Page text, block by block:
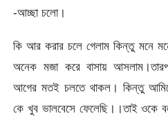
-আচ্ছা চলো।
কি আর করার চলে গেলাম কিন্তু মনে
অনেক মজা করে বাসায়
আগের মতই চলতে থাকল। কিন্তু
কে খুব ভালবেসে ফেলেছি।।তাই ওকে